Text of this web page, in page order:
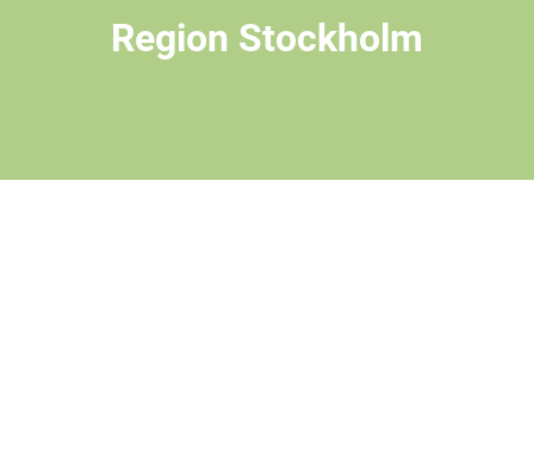
Region Stockholm